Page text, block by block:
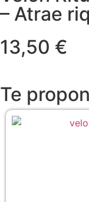
– Atrae
13,50 €
Te